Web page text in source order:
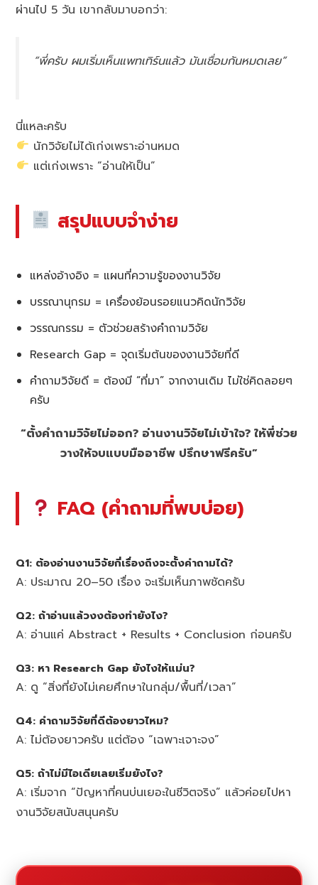
ผ่านไป 5 วัน เขากลับมาบอกว่า:
“พี่ครับ ผมเริ่มเห็นแพทเทิร์นแล้ว มันเชื่อมกันหมดเลย”
นี่แหละครับ
นักวิจัยไม่ได้เก่งเพราะอ่านหมด
แต่เก่งเพราะ “อ่านให้เป็น”
สรุปแบบจำง่าย
แหล่งอ้างอิง = แผนที่ความรู้ของงานวิจัย
บรรณานุกรม = เครื่องย้อนรอยแนวคิดนักวิจัย
วรรณกรรม = ตัวช่วยสร้างคำถามวิจัย
Research Gap = จุดเริ่มต้นของงานวิจัยที่ดี
คำถามวิจัยดี = ต้องมี “ที่มา” จากงานเดิม ไม่ใช่คิดลอยๆ
ครับ
“ตั้งคำถามวิจัยไม่ออก? อ่านงานวิจัยไม่เข้าใจ? ให้พี่ช่วย
วางให้จบแบบมืออาชีพ ปรึกษาฟรีครับ”
FAQ (คำถามที่พบบ่อย)
Q1: ต้องอ่านงานวิจัยกี่เรื่องถึงจะตั้งคำถามได้?
A: ประมาณ 20–50 เรื่อง จะเริ่มเห็นภาพชัดครับ
Q2: ถ้าอ่านแล้วงงต้องทำยังไง?
A: อ่านแค่ Abstract + Results + Conclusion ก่อนครับ
Q3: หา Research Gap ยังไงให้แม่น?
A: ดู “สิ่งที่ยังไม่เคยศึกษาในกลุ่ม/พื้นที่/เวลา”
Q4: คำถามวิจัยที่ดีต้องยาวไหม?
A: ไม่ต้องยาวครับ แต่ต้อง “เฉพาะเจาะจง”
Q5: ถ้าไม่มีไอเดียเลยเริ่มยังไง?
A: เริ่มจาก “ปัญหาที่คนบ่นเยอะในชีวิตจริง” แล้วค่อยไปหา
งานวิจัยสนับสนุนครับ